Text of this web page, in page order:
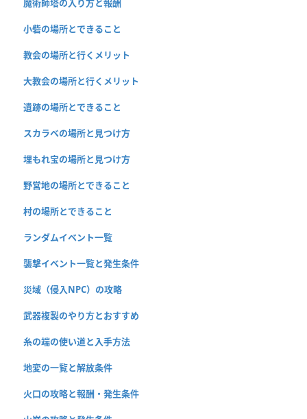
魔術師塔の入り方と報酬
小砦の場所とできること
教会の場所と行くメリット
大教会の場所と行くメリット
遺跡の場所とできること
スカラベの場所と見つけ方
埋もれ宝の場所と見つけ方
野営地の場所とできること
村の場所とできること
ランダムイベント一覧
襲撃イベント一覧と発生条件
災域（侵入NPC）の攻略
武器複製のやり方とおすすめ
糸の端の使い道と入手方法
地変の一覧と解放条件
火口の攻略と報酬・発生条件